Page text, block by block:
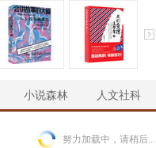
￥ ￥
小说森林 人文社科
努力加载中，请稍后...